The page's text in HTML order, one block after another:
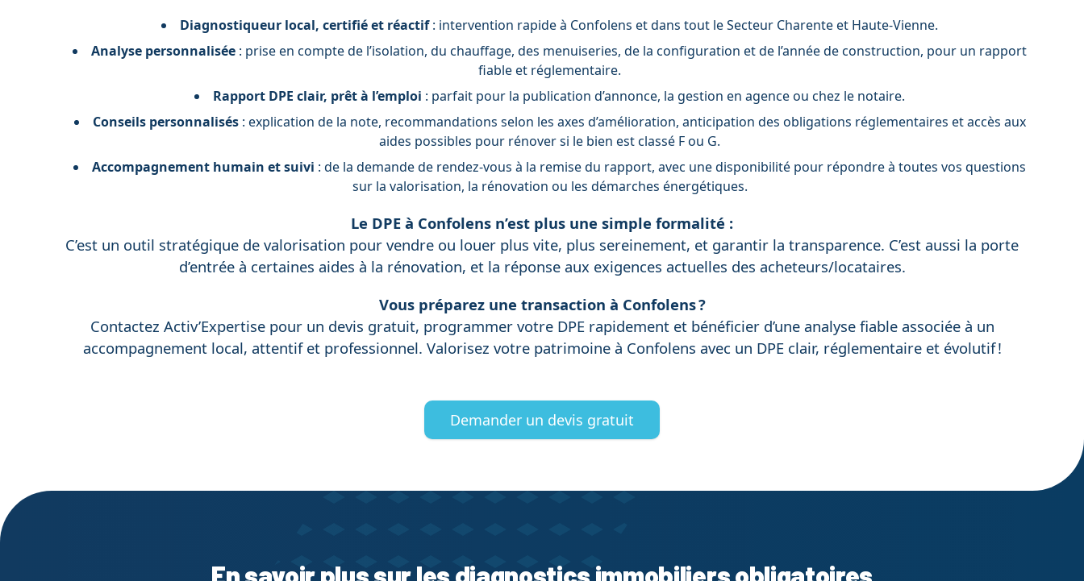
Diagnostiqueur local, certifié et réactif: intervention rapide à Confolens et dans tout le Secteur Charente et Haute-Vienne.
Analyse personnalisée : prise en compte de l’isolation, du chauffage, des menuiseries, de la configuration et de l’année de construction, pour un rapport
fiable et réglementaire.
Rapport DPE clair, prêt à l’emploi : parfait pour la publication d’annonce, la gestion en agence ou chez le notaire.
Conseils personnalisés: explication de la note, recommandations selon les axes d’amélioration, anticipation des obligations réglementaires et accès aux
aides possibles pour rénover si le bien est classé F ou G.
Accompagnement humain et suivi : de la demande de rendez-vous à la remise du rapport, avec une disponibilité pour répondre à toutes vos questions
sur la valorisation, la rénovation ou les démarches énergétiques.
Le DPE à Confolens n’est plus une simple formalité :
C’est un outil stratégique de valorisation pour vendre ou louer plus vite, plus sereinement, et garantir la transparence. C’est aussi la porte
d’entrée à certaines aides à la rénovation, et la réponse aux exigences actuelles des acheteurs/locataires.
Vous préparez une transaction à Confolens ?
Contactez Activ’Expertise pour un devis gratuit, programmer votre DPE rapidement et bénéficier d’une analyse fiable associée à un
accompagnement local, attentif et professionnel. Valorisez votre patrimoine à Confolens avec un DPE clair, réglementaire et évolutif !
Demander un devis gratuit
En savoir plus sur les diagnostics immobiliers obligatoires